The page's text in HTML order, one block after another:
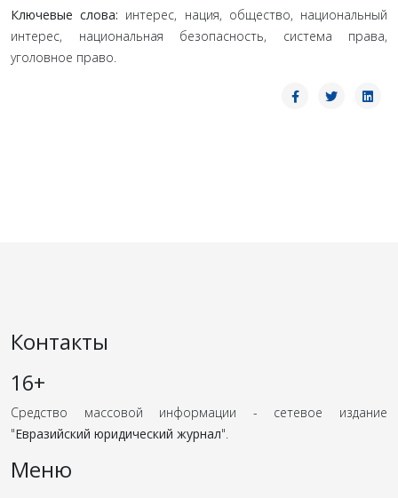
Ключевые слова: интерес, нация, общество, национальный
интерес, национальная безопасность, система права,
уголовное право.
Контакты
16+
Средство массовой информации - сетевое издание
"Евразийский юридический журнал".
Меню